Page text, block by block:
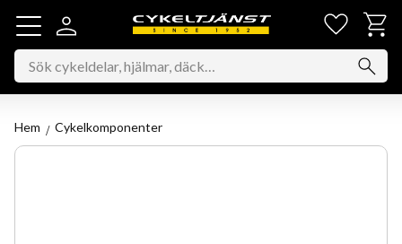
Meny
Hem Cykelkomponenter